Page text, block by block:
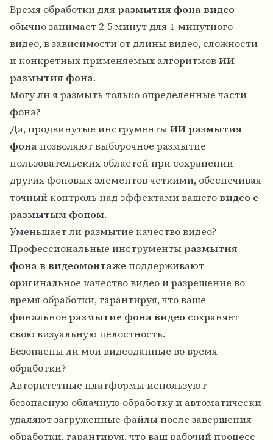
Время обработки для размытия фона видео
обычно занимает 2-5 минут для 1-минутного
видео, в зависимости от длины видео, сложности
и конкретных применяемых алгоритмовИИ
размытия фона.
Могу ли я размыть только определенные части
фона?
Да, продвинутые инструментыИИ размытия
фонапозволяют выборочное размытие
пользовательских областей при сохранении
других фоновых элементов четкими, обеспечивая
точный контроль над эффектами вашего видео с
размытым фоном.
Уменьшает ли размытие качество видео?
Профессиональные инструменты размытия
фона в видеомонтаже поддерживают
оригинальное качество видео и разрешение во
время обработки, гарантируя, что ваше
финальное размытие фона видео сохраняет
свою визуальную целостность.
Безопасны ли мои видеоданные во время
обработки?
Авторитетные платформы используют
безопасную облачную обработку и автоматически
удаляют загруженные файлы после завершения
обработки, гарантируя, что ваш рабочий процесс